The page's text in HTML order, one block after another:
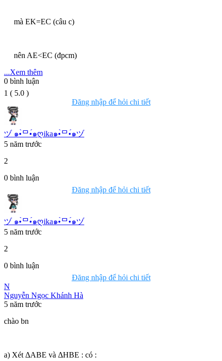
mà EK=EC (câu c)
nên AE<EC (đpcm)
...Xem thêm
0 bình luận
1 ( 5.0 )
Đăng nhập để hỏi chi tiết
ヅ ๑•̀ᄆ•́๑ღika๑•̀ᄆ•́๑ヅ
5 năm trước
2
0 bình luận
Đăng nhập để hỏi chi tiết
ヅ ๑•̀ᄆ•́๑ღika๑•̀ᄆ•́๑ヅ
5 năm trước
2
0 bình luận
Đăng nhập để hỏi chi tiết
N
Nguyễn Ngọc Khánh Hà
5 năm trước
chào bn
a) Xét ΔABE và ΔHBE : có :